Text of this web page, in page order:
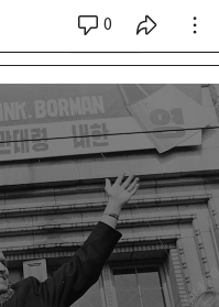
0
시리즈 전체